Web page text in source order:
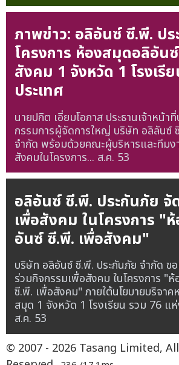
ภาพข่าว: อลิอันซ์ ซี.พี. ป
โครงการ ห้องสมุดอลิอัน
สังคม 1 จังหวัด 1 โรงเรี
ประเทศ
นายปกิต เอี่ยมโอภาส ประธานเจ้าหน้า
กรรมการผู้จัดการใหญ่ บริษัท อลิลันซ์
จำกัด พร้อมด้วยคณะผู้บริหารและทีม
สังคมในโครงการ... ส.ค. 53
อลิอันซ์ ซี.พี. ประกันภัย จั
เพื่อสังคม ในโครงการ "
อันซ์ ซี.พี. เพื่อสังคม"
บริษัท อลิอันซ์ ซี.พี. ประกันภัย จำกัด ข
ร่วมกิจกรรมเพื่อสังคม ในโครงการ "
ซี.พี. เพื่อสังคม" ภายใต้นโยบายบริจา
สมุด 1 จังหวัด 1 โรงเรียน รวม 76 แห่
ส.ค. 53
© 2007 - 2026 Tasang Limited,